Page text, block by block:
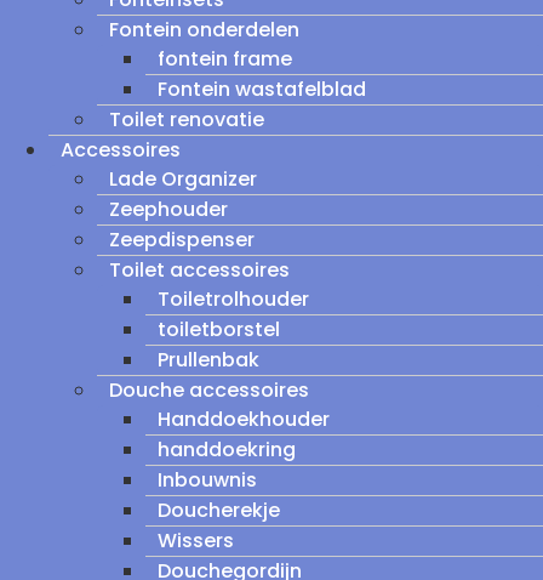
Fontein onderdelen
fontein frame
Fontein wastafelblad
Toilet renovatie
Accessoires
Lade Organizer
Zeephouder
Zeepdispenser
Toilet accessoires
Toiletrolhouder
toiletborstel
Prullenbak
Douche accessoires
Handdoekhouder
handdoekring
Inbouwnis
Doucherekje
Wissers
Douchegordijn